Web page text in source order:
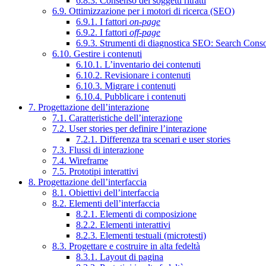
6.9. Ottimizzazione per i motori di ricerca (SEO)
6.9.1. I fattori on-page
6.9.2. I fattori off-page
6.9.3. Strumenti di diagnostica SEO: Search
6.10. Gestire i contenuti
6.10.1. L’inventario dei contenuti
6.10.2. Revisionare i contenuti
6.10.3. Migrare i contenuti
6.10.4. Pubblicare i contenuti
7. Progettazione dell’interazione
7.1. Caratteristiche dell’interazione
7.2. User stories per definire l’interazione
7.2.1. Differenza tra scenari e user stories
7.3. Flussi di interazione
7.4. Wireframe
7.5. Prototipi interattivi
8. Progettazione dell’interfaccia
8.1. Obiettivi dell’interfaccia
8.2. Elementi dell’interfaccia
8.2.1. Elementi di composizione
8.2.2. Elementi interattivi
8.2.3. Elementi testuali (microtesti)
8.3. Progettare e costruire in alta fedeltà
8.3.1. Layout di pagina